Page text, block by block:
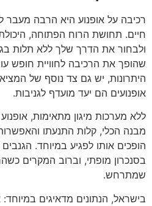
רכיבה על אופנוע היא הרבה מעבר
חיים. תחושת הרוח הפתוחה,
ולבחור את הדרך שלך ללא תלות
שהופך את הרכיבה לחוויית חופש
היתרונות, יש גם צד נוסף של
אופנועים הם יעד מועדף לגניבות.
ללא מערכות מיגון מתאימות,
מבנה הכלי, קלות התנעתו
הופכים אותו לפגיע במיוחד.
בסנכרון מופתי, וברוב המקרים
שמתרחש.
בישראל, הנתונים מדאיגים במיוחד: